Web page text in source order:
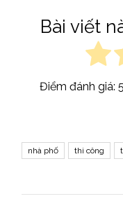
Bài viết
Điểm đánh giá:5
nhà phố thi công